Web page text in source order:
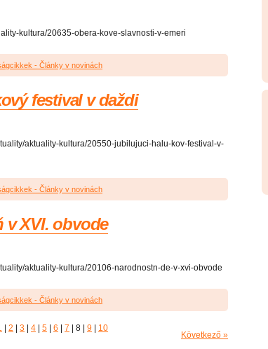
kultura/20635-obera-kove-slavnosti-v-emeri
- Články v novinách
festival v daždi
aktuality-kultura/20550-jubilujuci-halu-kov-festival-v-
- Články v novinách
v XVI. obvode
aktuality-kultura/20106-narodnostn-de-v-xvi-obvode
- Články v novinách
2 3 4 5 6 7 8 9 10
Következő »